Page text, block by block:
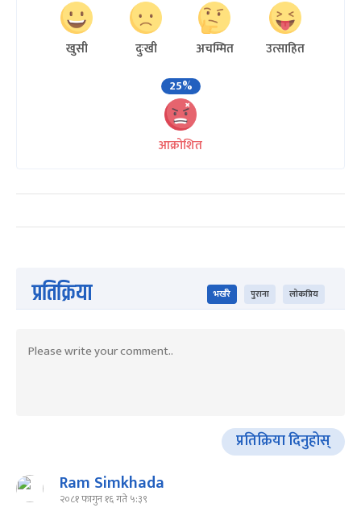
खुसी दुःखी अचम्मित
उत्साहित
25%
आक्रोशित
प्रतिक्रिया भर्खरै पुराना लोकप्रिय
प्रतिक्रिया दिनुहोस्
Ram Simkhada
२०८१ फागुन १६ गते ५:३९